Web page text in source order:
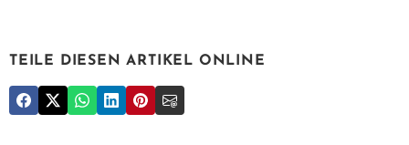
TEILE DIESEN ARTIKEL ONLINE